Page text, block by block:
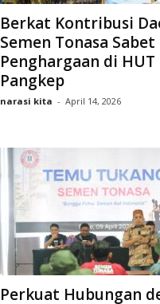
Berkat Kontribusi
Semen Tonasa Sabet
Penghargaan di HUT
Pangkep
narasi kita - April 14, 2026
Perkuat Hubungan